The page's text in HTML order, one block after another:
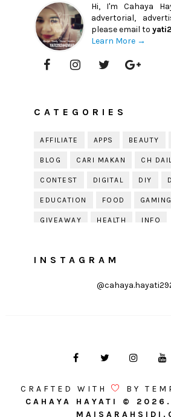
Hi, I'm Cahaya
advertorial,
please email to
Learn More →
CATEGORIES
AFFILIATE APPS BEAUTY
BLOG CARI MAKAN CH
CONTEST DIGITAL DIY
EDUCATION FOOD GAMING
GIVEAWAY HEALTH INFO
KISAH KEHIDUPAN
LELAKI
PRODUCT REVIEW PUDING
REVIEW SOLEHAH TIPS
INSTAGRAM
CRAFTED WITH BY
CAHAYA HAYATI © 2026.